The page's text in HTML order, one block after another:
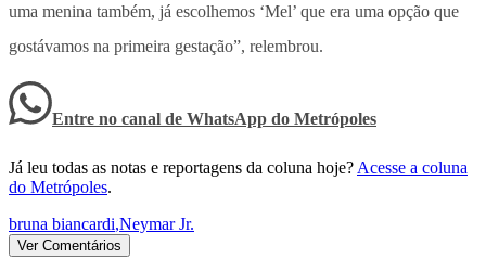
uma menina também, já escolhemos ‘Mel’ que era uma opção que
gostávamos na primeira gestação”, relembrou.
Entre no canal de WhatsApp do Metrópoles
Já leu todas as notas e reportagens da coluna hoje? Acesse a coluna
do Metrópoles.
bruna biancardi,Neymar Jr.
Ver Comentários